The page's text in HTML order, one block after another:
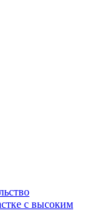
с высоким